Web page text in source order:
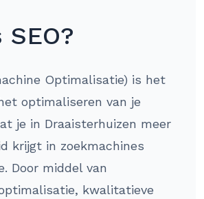
Optimalisatie) is het
optimaliseren van je
je in Draaisterhuizen meer
krijgt in zoekmachines
Door middel van
kwalitatieve